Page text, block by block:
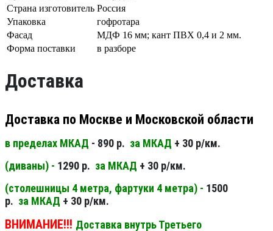
Страна изготовитель Россия
Упаковка
гофротара
Фасад
МДФ 16 мм; кант ПВХ 0,4 и 2 мм.
Форма поставки
в разборе
Доставка
Доставка по Москве и Московской области
в пределах МКАД - 890 р. за МКАД + 30 р/км.
(диваны) - 1290 р. за МКАД + 30 р/км.
(столешницы 4 метра, фартуки 4 метра) - 1500
р. за МКАД + 30 р/км.
ВНИМАНИЕ!!! Доставка внутрь Третьего